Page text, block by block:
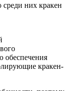
них кракен
обеспечения
кракен-